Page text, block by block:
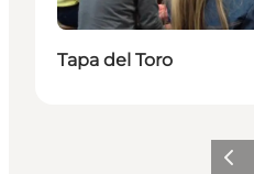
Tapa del Toro
Vorige